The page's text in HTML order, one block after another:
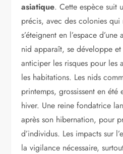
asiatique. Cette espèce suit
précis, avec des colonies qui
s’éteignent en l’espace
nid apparaît, se développe
anticiper les risques pour les
les habitations. Les nids
printemps, grossissent en
hiver. Une reine fondatrice
après son hibernation, pour
d’individus. Les impacts sur
la vigilance nécessaire,